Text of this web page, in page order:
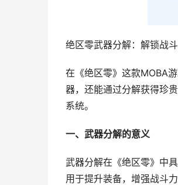
绝区零武器分解：解锁战
在《绝区零》这款MOBA
器，还能通过分解获得珍
系统。
一、武器分解的意义
武器分解在《绝区零》中
用于提升装备，增强战斗